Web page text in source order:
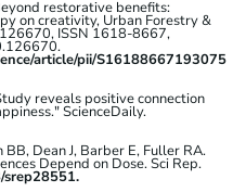
restorative benefits:
on creativity, Urban Forestry &
ISSN 1618-8667,
article/pii/S16188667193075
reveals positive connection
ScienceDaily.
BB, Dean J, Barber E, Fuller RA.
Depend on Dose. Sci Rep.
srep28551.